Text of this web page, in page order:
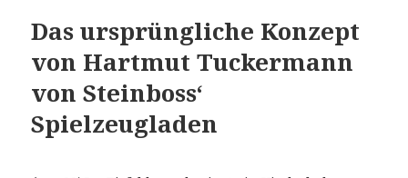
Das ursprüngliche Konzept
von Hartmut Tuckermann
von Steinboss‘
Spielzeugladen